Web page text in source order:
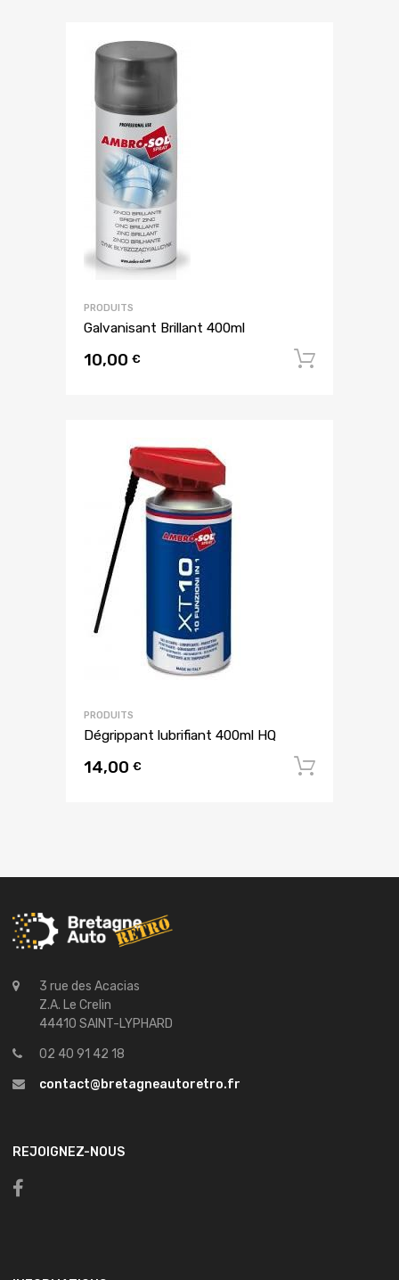
PRODUITS
Galvanisant Brillant 400ml
10,00 €
PRODUITS
Dégrippant lubrifiant 400ml HQ
14,00 €
3 rue des Acacias
Z.A. Le Crelin
44410 SAINT-LYPHARD
02 40 91 42 18
contact@bretagneautoretro.fr
REJOIGNEZ-NOUS